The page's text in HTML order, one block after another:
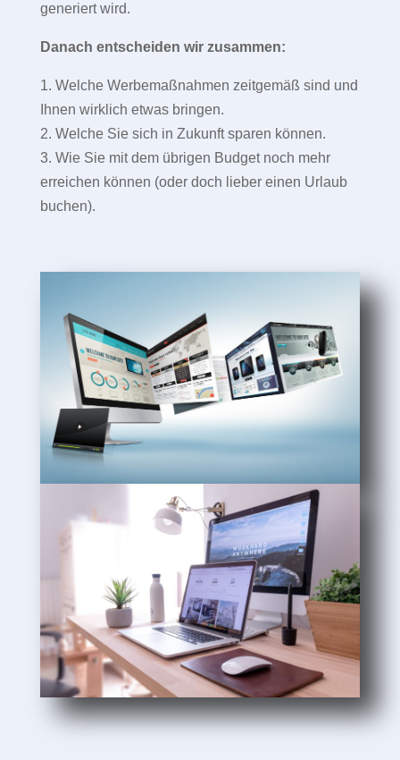
generiert wird.
Danach entscheiden wir zusammen:
1. Welche Werbemaßnahmen zeitgemäß sind und
Ihnen wirklich etwas bringen.
2. Welche Sie sich in Zukunft sparen können.
3. Wie Sie mit dem übrigen Budget noch mehr
erreichen können (oder doch lieber einen Urlaub
buchen).